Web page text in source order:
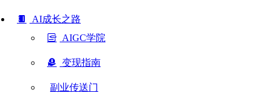
AI成长之路
AIGC学院
变现指南
副业传送门